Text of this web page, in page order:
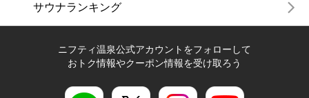
サウナランキング
ニフティ温泉公式アカウントをフォローして
おトク情報やクーポン情報を受け取ろう